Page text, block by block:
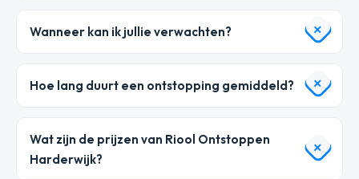
Wanneer kan ik jullie verwachten?
Hoe lang duurt een ontstopping gemiddeld?
Wat zijn de prijzen van Riool Ontstoppen
Harderwijk?